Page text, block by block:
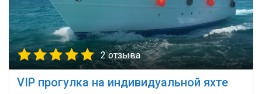
2 отзыва
VIP прогулка на индивидуальной яхте